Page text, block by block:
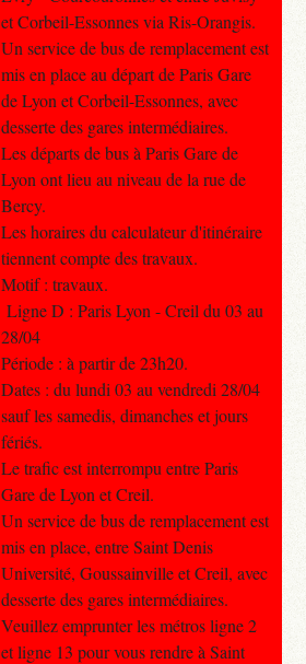
et Corbeil-Essonnes via Ris-Orangis.
Un service de bus de remplacement est
mis en place au départ de Paris Gare
de Lyon et Corbeil-Essonnes, avec
desserte des gares intermédiaires.
Les départs de bus à Paris Gare de
Lyon ont lieu au niveau de la rue de
Bercy.
Les horaires du calculateur d'itinéraire
tiennent compte des travaux.
Motif : travaux.
Ligne D : Paris Lyon - Creil du 03 au
28/04
Période : à partir de 23h20.
Dates : du lundi 03 au vendredi 28/04
sauf les samedis, dimanches et jours
fériés.
Le trafic est interrompu entre Paris
Gare de Lyon et Creil.
Un service de bus de remplacement est
mis en place, entre Saint Denis
Université, Goussainville et Creil, avec
desserte des gares intermédiaires.
Veuillez emprunter les métros ligne 2
et ligne 13 pour vous rendre à Saint